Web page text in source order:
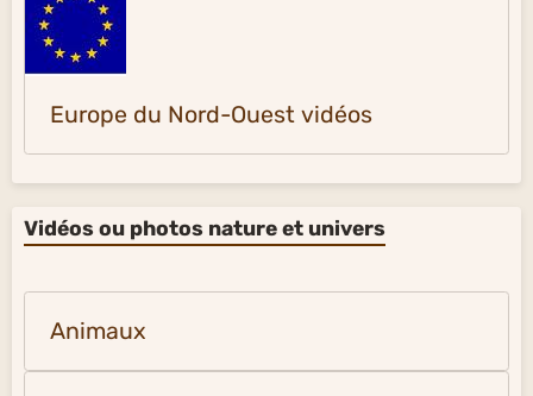
Europe du Nord-Ouest vidéos
Vidéos ou photos nature et univers
Animaux